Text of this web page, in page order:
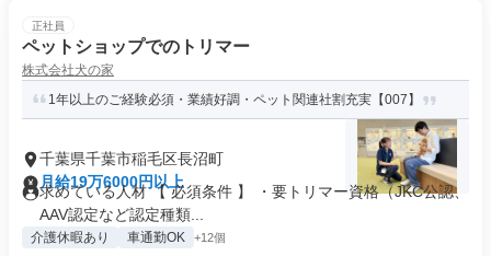
正社員
ペットショップでのトリマー
株式会社犬の家
1年以上のご経験必須・業績好調・ペット関連社割充実【007】
千葉県千葉市稲毛区長沼町
月給19万6000円以上
求めている人材 【 必須条件 】 ・要トリマー資格（JKC公認、
AAV認定など認定種類...
介護休暇あり 車通勤OK +12個